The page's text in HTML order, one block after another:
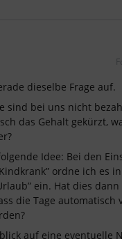
dieselbe Frage auf.
sind bei uns nicht
das Gehalt gekürzt,
Idee: Bei den
ordne ich es
ein. Hat dies
die Tage automatisch
auf eine eventuelle